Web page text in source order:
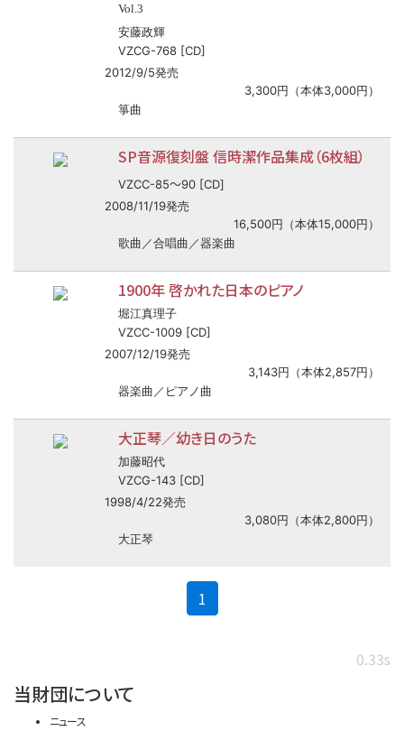
Vol.3
安藤政輝
VZCG-768 [CD]
2012/9/5発売
3,300円（本体3,000円）
箏曲
SP音源復刻盤 信時潔作品集成（6枚組）
VZCC-85〜90 [CD]
2008/11/19発売
16,500円（本体15,000円）
歌曲／合唱曲／器楽曲
1900年 啓かれた日本のピアノ
堀江真理子
VZCC-1009 [CD]
2007/12/19発売
3,143円（本体2,857円）
器楽曲／ピアノ曲
大正琴／幼き日のうた
加藤昭代
VZCG-143 [CD]
1998/4/22発売
3,080円（本体2,800円）
大正琴
1
0.33s
当財団について
ニュース